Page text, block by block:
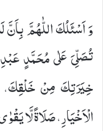
وَ اَسْئَلُكَ اللّٰهُمَّ بِاَنَّ
تُصَلِّیَ عَلٰى مُحَمَّدٍ
خِیَرَتِكَ مِنْ خَلْقِكَ،
الْاَخْیَارِ، صَلَاةً لَّا